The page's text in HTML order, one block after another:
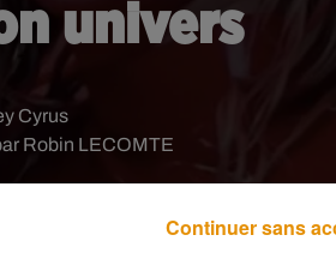
univers
Robin LECOMTE
Cyrus
Continuer sans